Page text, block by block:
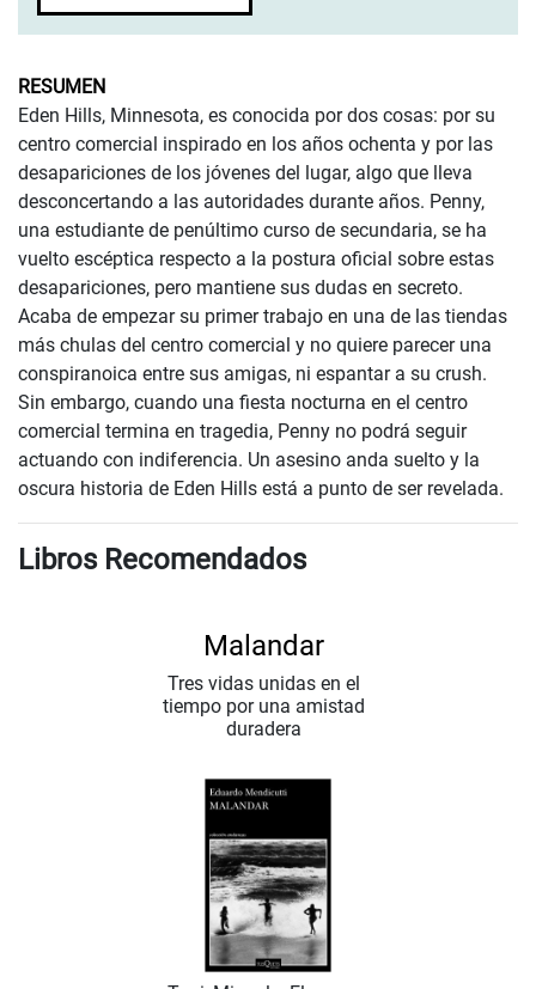
RESUMEN
Eden Hills, Minnesota, es conocida por dos cosas: por su
centro comercial inspirado en los años ochenta y por las
desapariciones de los jóvenes del lugar, algo que lleva
desconcertando a las autoridades durante años. Penny,
una estudiante de penúltimo curso de secundaria, se ha
vuelto escéptica respecto a la postura oficial sobre estas
desapariciones, pero mantiene sus dudas en secreto.
Acaba de empezar su primer trabajo en una de las tiendas
más chulas del centro comercial y no quiere parecer una
conspiranoica entre sus amigas, ni espantar a su crush.
Sin embargo, cuando una fiesta nocturna en el centro
comercial termina en tragedia, Penny no podrá seguir
actuando con indiferencia. Un asesino anda suelto y la
oscura historia de Eden Hills está a punto de ser revelada.
Libros Recomendados
Malandar
Tres vidas unidas en el
tiempo por una amistad
duradera